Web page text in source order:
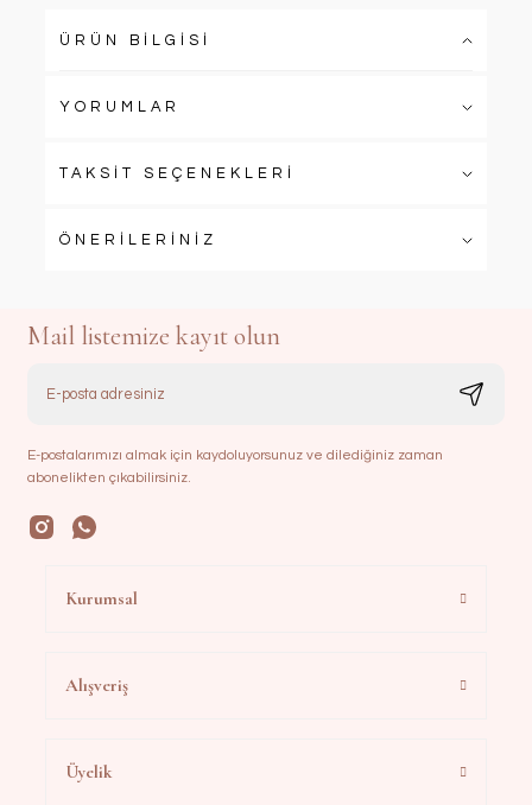
ÜRÜN BİLGİSİ
YORUMLAR
TAKSİT SEÇENEKLERİ
ÖNERİLERİNİZ
Mail listemize kayıt olun
E-postalarımızı almak için kaydoluyorsunuz ve dilediğiniz zaman
abonelikten çıkabilirsiniz.
Kurumsal
Alışveriş
Üyelik